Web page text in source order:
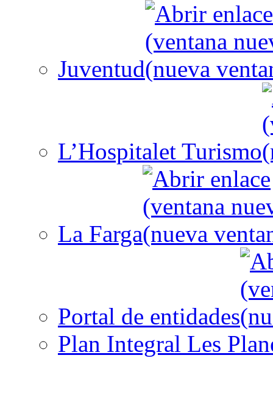
Juventud
L’Hospitalet Turismo
La Farga
Portal de entidades
Plan Integral Les